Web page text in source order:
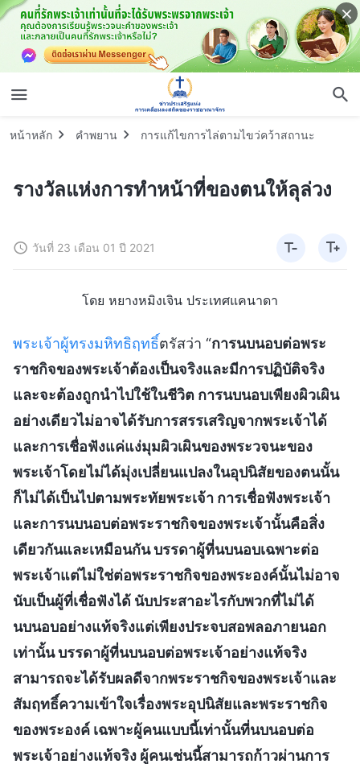
หน้าหลัก คำพยาน การแก้ไขการไล่ตามไขว่คว้าสถานะ
รางวัลแห่งการทำหน้าที่ของตนให้ลุล่วง
วันที่ 23 เดือน 01 ปี 2021
โดย หยางหมิงเจิน ประเทศแคนาดา
พระเจ้าผู้ทรงมหิทธิฤทธิ์ตรัสว่า “การนบนอบต่อพระ
ราชกิจของพระเจ้าต้องเป็นจริงและมีการปฏิบัติจริง
และจะต้องถูกนำไปใช้ในชีวิต การนบนอบเพียงผิวเผิน
อย่างเดียวไม่อาจได้รับการสรรเสริญจากพระเจ้าได้
และการเชื่อฟังแค่แง่มุมผิวเผินของพระวจนะของ
พระเจ้าโดยไม่ได้มุ่งเปลี่ยนแปลงในอุปนิสัยของตนนั้น
ก็ไม่ได้เป็นไปตามพระทัยพระเจ้า การเชื่อฟังพระเจ้า
และการนบนอบต่อพระราชกิจของพระเจ้านั้นคือสิ่ง
เดียวกันและเหมือนกัน บรรดาผู้ที่นบนอบเฉพาะต่อ
พระเจ้าแต่ไม่ใช่ต่อพระราชกิจของพระองค์นั้นไม่อาจ
นับเป็นผู้ที่เชื่อฟังได้ นับประสาอะไรกับพวกที่ไม่ได้
นบนอบอย่างแท้จริงแต่เพียงประจบสอพลอภายนอก
เท่านั้น บรรดาผู้ที่นบนอบต่อพระเจ้าอย่างแท้จริง
สามารถจะได้รับผลดีจากพระราชกิจของพระเจ้าและ
สัมฤทธิ์ความเข้าใจเรื่องพระอุปนิสัยและพระราชกิจ
ของพระองค์ เฉพาะผู้คนแบบนี้เท่านั้นที่นบนอบต่อ
พระเจ้าอย่างแท้จริง ผู้คนเช่นนี้สามารถก้าวผ่านการ